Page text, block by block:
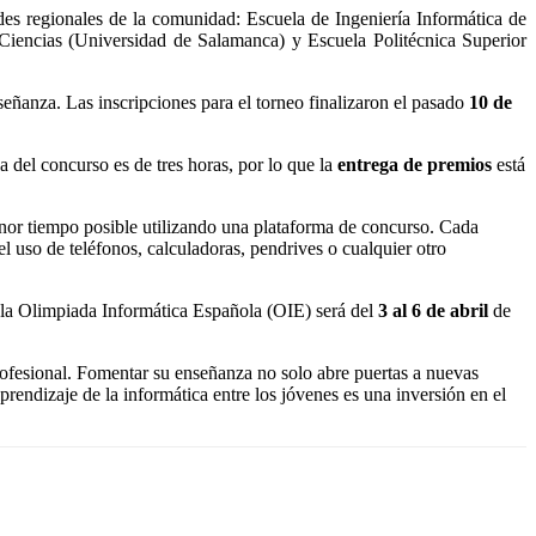
regionales de la comunidad: Escuela de Ingeniería Informática de
(Universidad de Salamanca) y Escuela Politécnica Superior
Las inscripciones para el torneo finalizaron el pasado 10 de
del concurso es de tres horas, por lo que la entrega de premios está
tiempo posible utilizando una plataforma de concurso. Cada
uso de teléfonos, calculadoras, pendrives o cualquier otro
Olimpiada Informática Española (OIE) será del 3 al 6 de abril de
Fomentar su enseñanza no solo abre puertas a nuevas
de la informática entre los jóvenes es una inversión en el